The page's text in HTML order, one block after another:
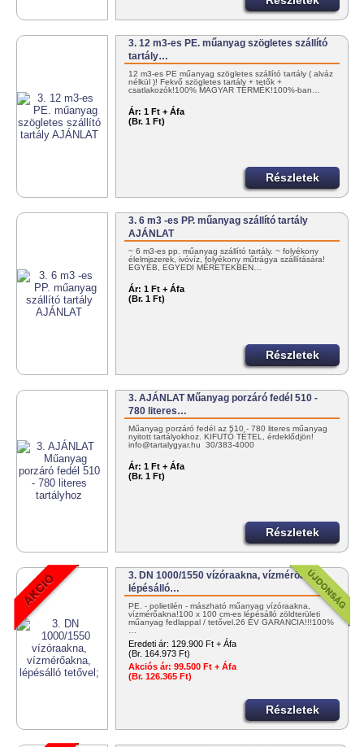
3. 12 m3-es PE. műanyag szögletes szállító
tartály…
12 m3-es PE műanyag szögletes szállító tartály ( alváz
nélkül )! Fekvő szögletes tartály + tetők +
csatlakozók!100% MAGYAR TERMÉK!100%-ban…
Ár: 1 Ft + Áfa
(Br. 1 Ft)
Részletek
3. 6 m3 -es PP. műanyag szállító tartály
AJÁNLAT
~ 6 m3-es pp. műanyag szállító tartály. ~ folyékony
élelmiszerek, ivóvíz, folyékony műtrágya szállítására!
EGYÉB, EGYEDI MÉRETEKBEN…
Ár: 1 Ft + Áfa
(Br. 1 Ft)
Részletek
3. AJÁNLAT Műanyag porzáró fedél 510 -
780 literes…
Műanyag porzáró fedél az 510 - 780 literes műanyag
nyitott tartályokhoz. KIFUTÓ TÉTEL, érdeklődjön!
info@tartalygyar.hu 30/383-4000
Ár: 1 Ft + Áfa
(Br. 1 Ft)
Részletek
3. DN 1000/1550 vízóraakna, vízmérőakna,
lépésálló…
PE. - polietilén - mászható műanyag vízóraakna,
vízmérőakna!100 x 100 cm-es lépésálló zöldterületi
műanyag fedlappal / tetővel.26 ÉV GARANCIA!!!100%
…
Eredeti ár: 129.900 Ft + Áfa
(Br. 164.973 Ft)
Akciós ár: 99.500 Ft + Áfa
(Br. 126.365 Ft)
Részletek